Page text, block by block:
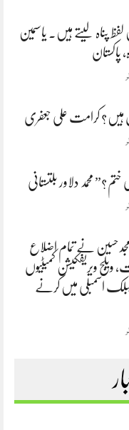
پناہ لیتے ہیں. یاسمین
پاکستان
ہیں؟ کرامت علی جعفری
محمد دلاور بلتستانی
حسین نے تمام اضلاع
ویلج ویریفکیشن کمیٹیوں
اسمبلی میں کرنے